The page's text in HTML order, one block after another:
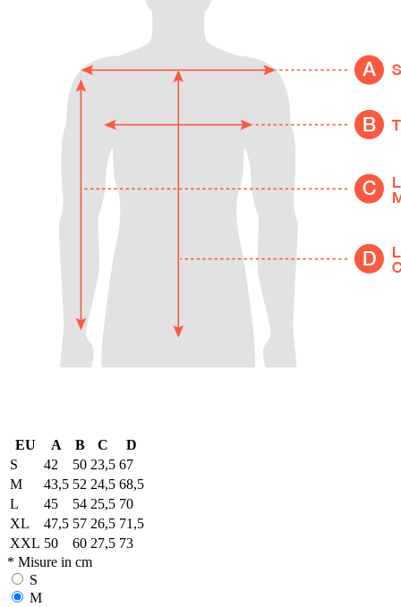
EU A B C
D
S
42 50 23,5 67
M
43,5 52 24,5 68,5
L
45 54 25,5 70
XL
47,5 57 26,5 71,5
XXL 50 60 27,5 73
* Misure in cm
S
M